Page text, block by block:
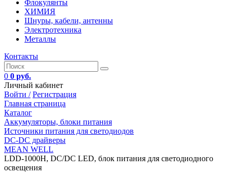
Флокулянты
ХИМИЯ
Шнуры, кабели, антенны
Электротехника
Металлы
Контакты
0 0 руб.
Личный кабинет
Войти / Регистрация
Главная страница
Каталог
Аккумуляторы, блоки питания
Источники питания для светодиодов
DC-DC драйверы
MEAN WELL
LDD-1000H, DC/DC LED, блок питания для светодиодного
освещения